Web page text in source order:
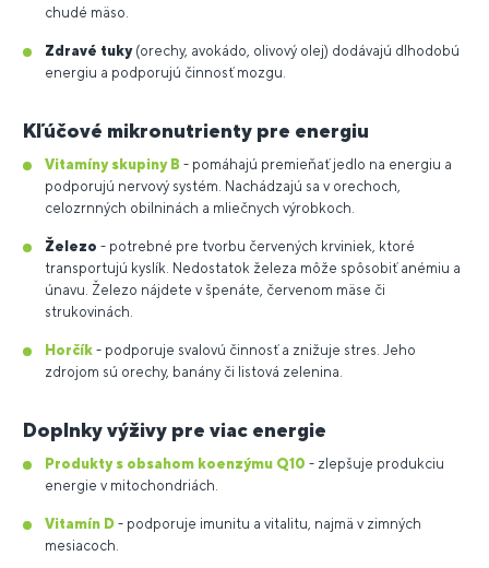
chudé mäso.
Zdravé tuky(orechy, avokádo, olivový olej) dodávajú dlhodobú
energiu a podporujú činnosť mozgu.
Kľúčové mikronutrienty pre energiu
Vitamíny skupiny B - pomáhajú premieňať jedlo na energiu a
podporujú nervový systém. Nachádzajú sa v orechoch,
celozrnných obilninách a mliečnych výrobkoch.
Železo - potrebné pre tvorbu červených krviniek, ktoré
transportujú kyslík. Nedostatok železa môže spôsobiť anémiu a
únavu. Železo nájdete v špenáte, červenom mäse či
strukovinách.
Horčík - podporuje svalovú činnosť a znižuje stres. Jeho
zdrojom sú orechy, banány či listová zelenina.
Doplnky výživy pre viac energie
Produkty s obsahom koenzýmu Q10 - zlepšuje produkciu
energie v mitochondriách.
Vitamín D - podporuje imunitu a vitalitu, najmä v zimných
mesiacoch.